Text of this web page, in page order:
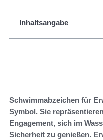
Inhaltsangabe
Schwimmabzeichen für
Symbol. Sie
Engagement, sich im
Sicherheit zu genießen.